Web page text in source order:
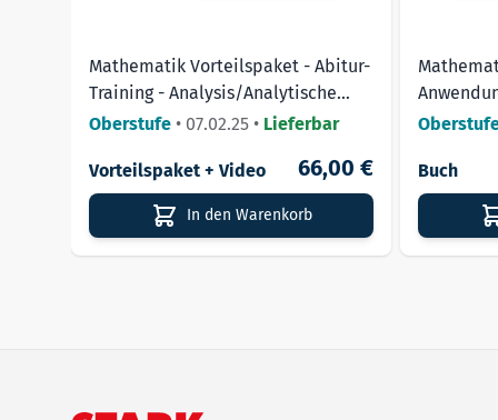
Mathematik Vorteilspaket - Abitur-
Training - Analysis/Analytische
Geometrie/Stochastik
Oberstufe • 07.02.25 • Lieferbar
Vorteilspaket + Video 66,00 €
In den Warenkorb
Buch